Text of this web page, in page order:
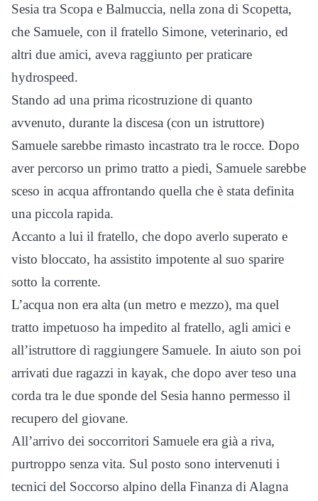
Sesia tra Scopa e Balmuccia, nella zona di Scopetta,
che Samuele, con il fratello Simone, veterinario, ed
altri due amici, aveva raggiunto per praticare
hydrospeed.
Stando ad una prima ricostruzione di quanto
avvenuto, durante la discesa (con un istruttore)
Samuele sarebbe rimasto incastrato tra le rocce. Dopo
aver percorso un primo tratto a piedi, Samuele sarebbe
sceso in acqua affrontando quella che è stata definita
una piccola rapida.
Accanto a lui il fratello, che dopo averlo superato e
visto bloccato, ha assistito impotente al suo sparire
sotto la corrente.
L’acqua non era alta (un metro e mezzo), ma quel
tratto impetuoso ha impedito al fratello, agli amici e
all’istruttore di raggiungere Samuele. In aiuto son poi
arrivati due ragazzi in kayak, che dopo aver teso una
corda tra le due sponde del Sesia hanno permesso il
recupero del giovane.
All’arrivo dei soccorritori Samuele era già a riva,
purtroppo senza vita. Sul posto sono intervenuti i
tecnici del Soccorso alpino della Finanza di Alagna